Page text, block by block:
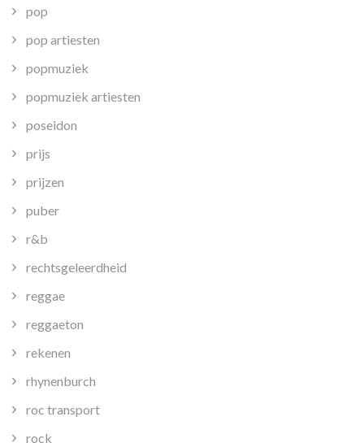
pop
pop artiesten
popmuziek
popmuziek artiesten
poseidon
prijs
prijzen
puber
r&b
rechtsgeleerdheid
reggae
reggaeton
rekenen
rhynenburch
roc transport
rock